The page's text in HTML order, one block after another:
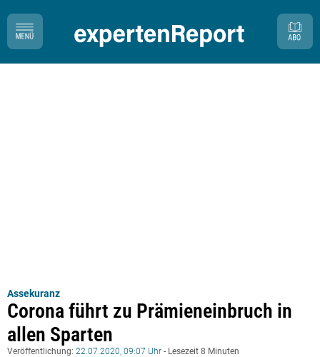
Assekuranz
Corona führt zu Prämieneinbruch in
allen Sparten
Veröffentlichung: 22.07.2020, 09:07 Uhr - Lesezeit 8 Minuten